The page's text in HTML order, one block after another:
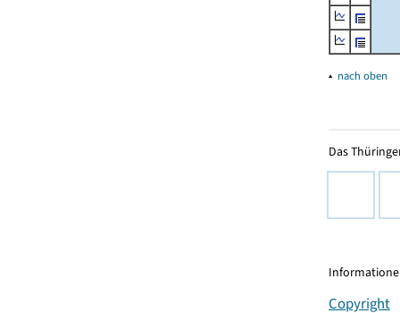
▴ nach oben
Das
Copyright